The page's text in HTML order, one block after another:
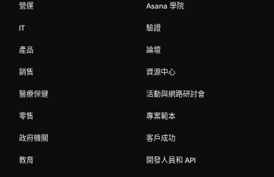
營運
IT
產品
銷售
醫療保健
零售
政府機關
教育
Asana 學院
驗證
論壇
資源中心
活動與網路研討會
專案範本
客戶成功
開發人員和 API